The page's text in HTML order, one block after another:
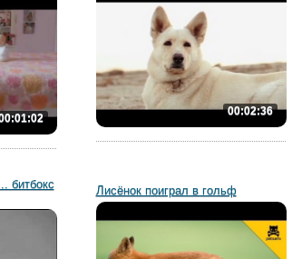
00:02:36
битбокс
Лисёнок поиграл в гольф